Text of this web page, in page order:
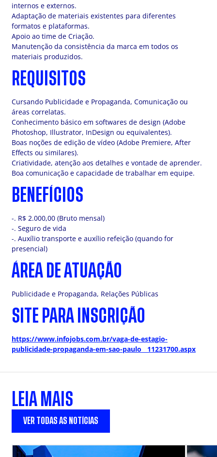
internos e externos.
Adaptação de materiais existentes para diferentes
formatos e plataformas.
Apoio ao time de Criação.
Manutenção da consistência da marca em todos os
materiais produzidos.
REQUISITOS
Cursando Publicidade e Propaganda, Comunicação ou
áreas correlatas.
Conhecimento básico em softwares de design (Adobe
Photoshop, Illustrator, InDesign ou equivalentes).
Boas noções de edição de vídeo (Adobe Premiere, After
Effects ou similares).
Criatividade, atenção aos detalhes e vontade de aprender.
Boa comunicação e capacidade de trabalhar em equipe.
BENEFÍCIOS
-. R$ 2.000,00 (Bruto mensal)
-. Seguro de vida
-. Auxílio transporte e auxílio refeição (quando for
presencial)
ÁREA DE ATUAÇÃO
Publicidade e Propaganda, Relações Públicas
SITE PARA INSCRIÇÃO
https://www.infojobs.com.br/vaga-de-estagio-
publicidade-propaganda-em-sao-paulo__11231700.aspx
LEIA MAIS
VER TODAS AS NOTÍCIAS